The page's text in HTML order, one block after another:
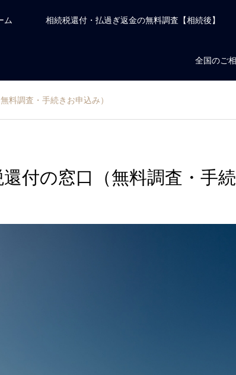
ム 相続税還付・払過ぎ返金の無料調査【相続後】
全国のご
料調査・手続きお申込み）
付の窓口（無料調査・手続